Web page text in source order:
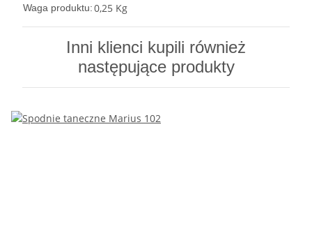
Waga produktu:0,25 Kg
Inni klienci kupili również
następujące produkty